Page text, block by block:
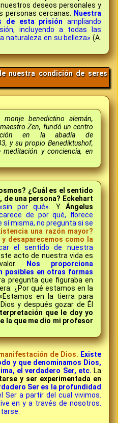
nuestros deseos personales y
personas cercanas.
Nuestra
de esta prisión
ampliando
incluyendo a todas las
naturaleza en su belleza» (A.
nuestra condición de seres
benedictino alemán,
Zen, fundó un centro
en la abadía de
y su propio Benediktushof,
y conciencia, en
¿Cuál es el sentido
de una persona? Eckehart
por qué». YÁngelus
de por qué, florece
sí misma, no pregunta si se
una razón mayor?
desaparecemos como la
el sentido de nuestra
acto de nuestra vida es
Nos proporciona
posibles en otras formas
pregunta que figuraba en
¿Por qué estamos en la
en la tierra para
y después gozar de Él
que le doy yo
la que me dio mi profesor
de Dios. Existe
y que denominamos Dios,
el verdadero Ser, etc. La
y ser experimentada en
Ser es la profundidad
Ser a partir del cual vivimos.
en y a través de nosotros.